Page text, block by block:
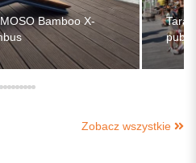
Bamboo X-
Zobacz wszystkie